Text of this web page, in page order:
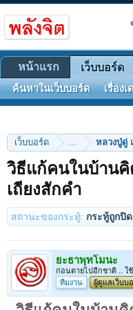
เว็บบอร์ด ... หลวงปู่ดู่
วิธีแก้คนในบ้าน
เถียงสักคำ
สถานะของกระทู้: กระทู้ถูกปิ
ยะธาพุทโมนะ
ก่อนตายไปอีกชาติ .. ใ
ทีมงาน
ผู้ดูแลเว็บบ
หน้าแรก เว็บบอร์ด
ค้นหาในเว็บบอร์ด เรื่องเ